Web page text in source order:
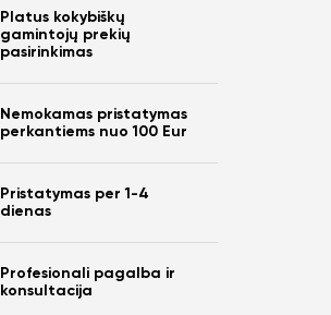
Platus kokybiškų
gamintojų prekių
pasirinkimas
Nemokamas pristatymas
perkantiems nuo 100 Eur
Pristatymas per 1-4
dienas
Profesionali pagalba ir
konsultacija